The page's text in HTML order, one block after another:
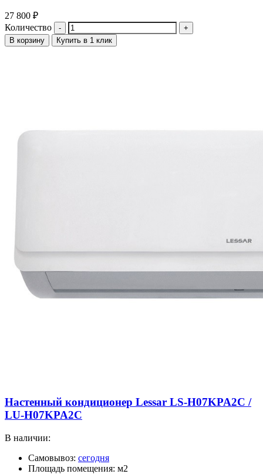
27 800 ₽
Количество
В корзину Купить в 1 клик
Настенный кондиционер Lessar LS-H07KPA2C /
LU-H07KPA2C
В наличии:
Самовывоз: сегодня
Площадь помещения: м2